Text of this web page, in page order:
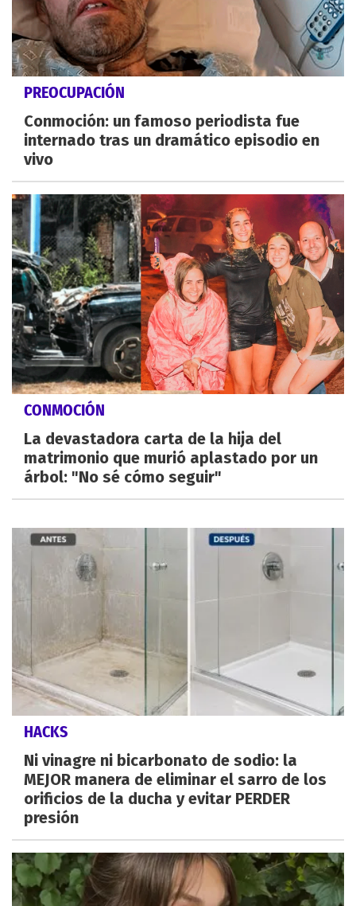
PREOCUPACIÓN
Conmoción: un famoso periodista fue
internado tras un dramático episodio en
vivo
CONMOCIÓN
La devastadora carta de la hija del
matrimonio que murió aplastado por un
árbol: "No sé cómo seguir"
HACKS
Ni vinagre ni bicarbonato de sodio: la
MEJOR manera de eliminar el sarro de los
orificios de la ducha y evitar PERDER
presión